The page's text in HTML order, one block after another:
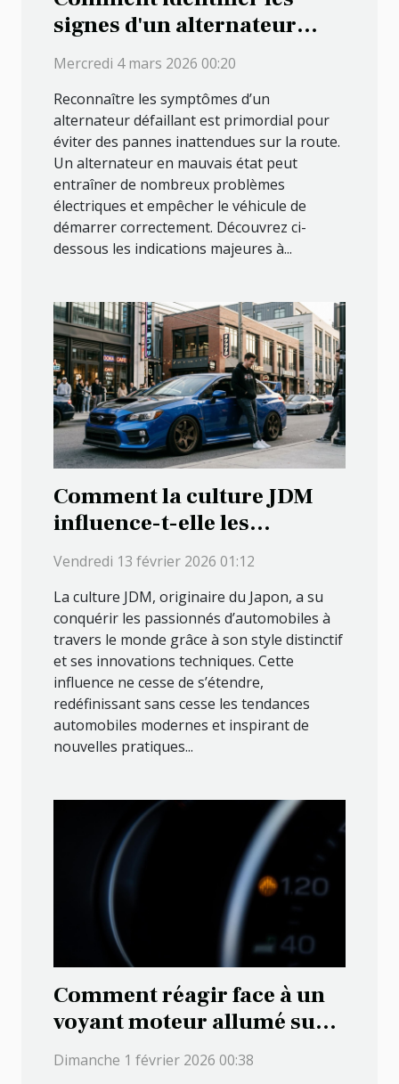
signes d'un alternateur
défectueux ?
Mercredi 4 mars 2026 00:20
Reconnaître les symptômes d’un
alternateur défaillant est primordial pour
éviter des pannes inattendues sur la route.
Un alternateur en mauvais état peut
entraîner de nombreux problèmes
électriques et empêcher le véhicule de
démarrer correctement. Découvrez ci-
dessous les indications majeures à...
Comment la culture JDM
influence-t-elle les
tendances automobiles
modernes ?
Vendredi 13 février 2026 01:12
La culture JDM, originaire du Japon, a su
conquérir les passionnés d’automobiles à
travers le monde grâce à son style distinctif
et ses innovations techniques. Cette
influence ne cesse de s’étendre,
redéfinissant sans cesse les tendances
automobiles modernes et inspirant de
nouvelles pratiques...
Comment réagir face à un
voyant moteur allumé sur
votre tableau de bord ?
Dimanche 1 février 2026 00:38